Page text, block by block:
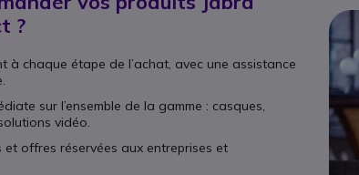
?
à chaque étape de l’achat, avec une assistance
sur l’ensemble de la gamme : casques,
vidéo.
et offres réservées aux entreprises et